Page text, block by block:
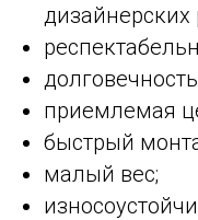
приемлемая
быстрый
малый вес;